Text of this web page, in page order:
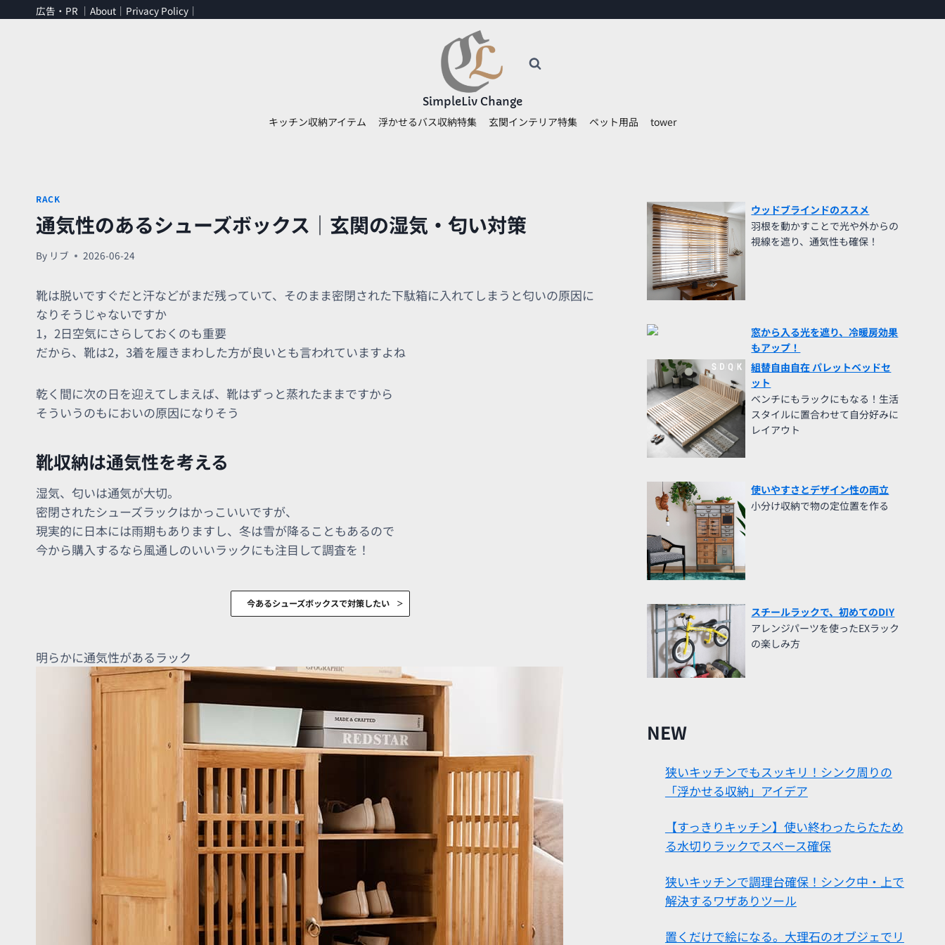
広告・PR ｜ About ｜ Privacy Policy ｜
SimpleLiv Change
キッチン収納アイテム
浮かせるバス収納特集 玄関インテリア特集 ペット用品 tower
RACK
通気性のあるシューズボックス｜玄関の湿気・匂い対策
By リブ 2026-06-24
靴は脱いですぐだと汗などがまだ残っていて、そのまま密閉された下駄箱に入れてしまうと匂いの原因に
なりそうじゃないですか
1，2日空気にさらしておくのも重要
だから、靴は2，3着を履きまわした方が良いとも言われていますよね
乾く間に次の日を迎えてしまえば、靴はずっと蒸れたままですから
そういうのもにおいの原因になりそう
靴収納は通気性を考える
湿気、匂いは通気が大切。
密閉されたシューズラックはかっこいいですが、
現実的に日本には雨期もありますし、冬は雪が降ることもあるので
今から購入するなら風通しのいいラックにも注目して調査を！
今あるシューズボックスで対策したい
明らかに通気性があるラック
ウッドブラインドのススメ
羽根を動かすことで光や外からの
視線を遮り、通気性も確保！
窓から入る光を遮り、冷暖房効果
もアップ！
組替自由自在 パレットベッドセ
ット
ベンチにもラックにもなる！生活
スタイルに置合わせて自分好みに
レイアウト
使いやすさとデザイン性の両立
小分け収納で物の定位置を作る
スチールラックで、初めてのDIY
アレンジパーツを使ったEXラック
の楽しみ方
NEW
狭いキッチンでもスッキリ！シンク周りの
「浮かせる収納」アイデア
【すっきりキッチン】使い終わったらたため
る水切りラックでスペース確保
狭いキッチンで調理台確保！シンク中・上で
解決するワザありツール
置くだけで絵になる。大理石のオブジェでリ